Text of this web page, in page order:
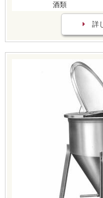
酒類
詳し